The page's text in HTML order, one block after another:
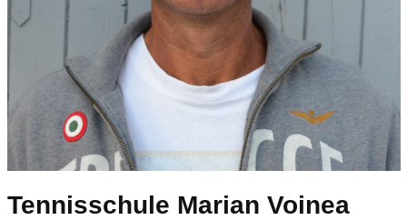
Tennisschule Marian Voinea